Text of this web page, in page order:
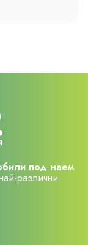
под наем
различни